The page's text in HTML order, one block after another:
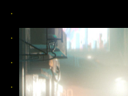
perfezionata,
meglio che
PS5® Pro.